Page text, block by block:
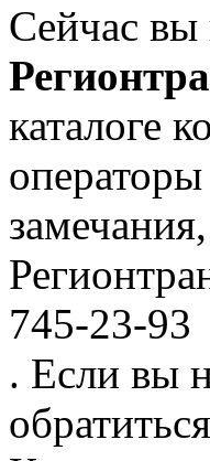
Сейчас вы
каталоге
745-23-93
. Если вы